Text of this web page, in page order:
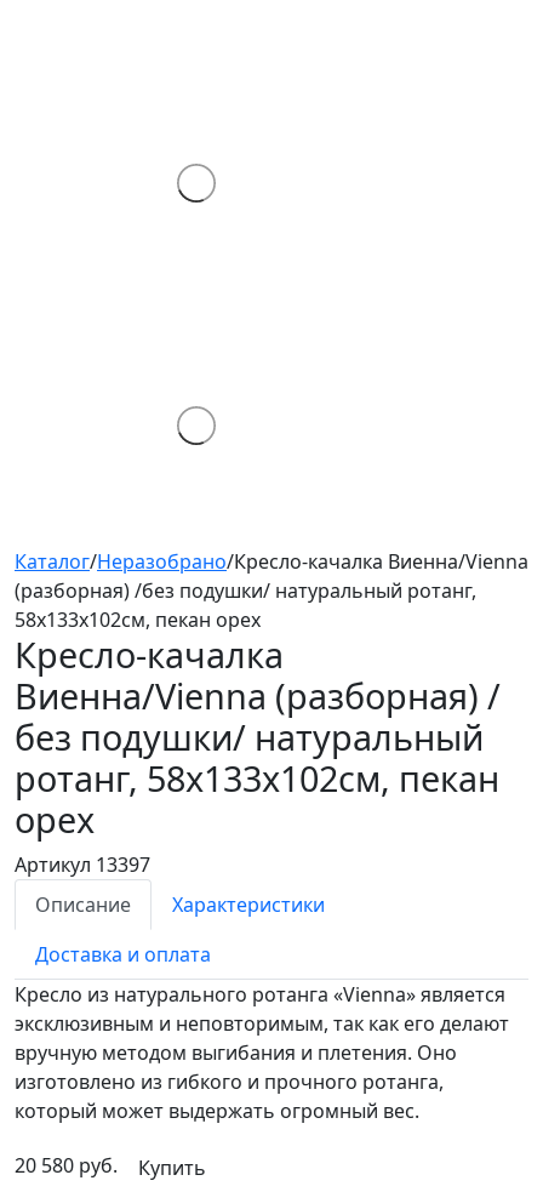
Каталог/Неразобрано/Кресло-качалка Виенна/Vienna
(разборная) /без подушки/ натуральный ротанг,
58х133х102см, пекан орех
Кресло-качалка
Виенна/Vienna (разборная) /
без подушки/ натуральный
ротанг, 58х133х102см, пекан
орех
Артикул 13397
Описание
Характеристики
Доставка и оплата
Кресло из натурального ротанга «Vienna» является
эксклюзивным и неповторимым, так как его делают
вручную методом выгибания и плетения. Оно
изготовлено из гибкого и прочного ротанга,
который может выдержать огромный вес.
20 580 руб.
Купить